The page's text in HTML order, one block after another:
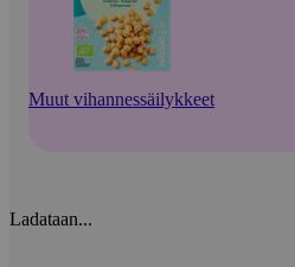
Muut vihannessäilykkeet
Ladataan...